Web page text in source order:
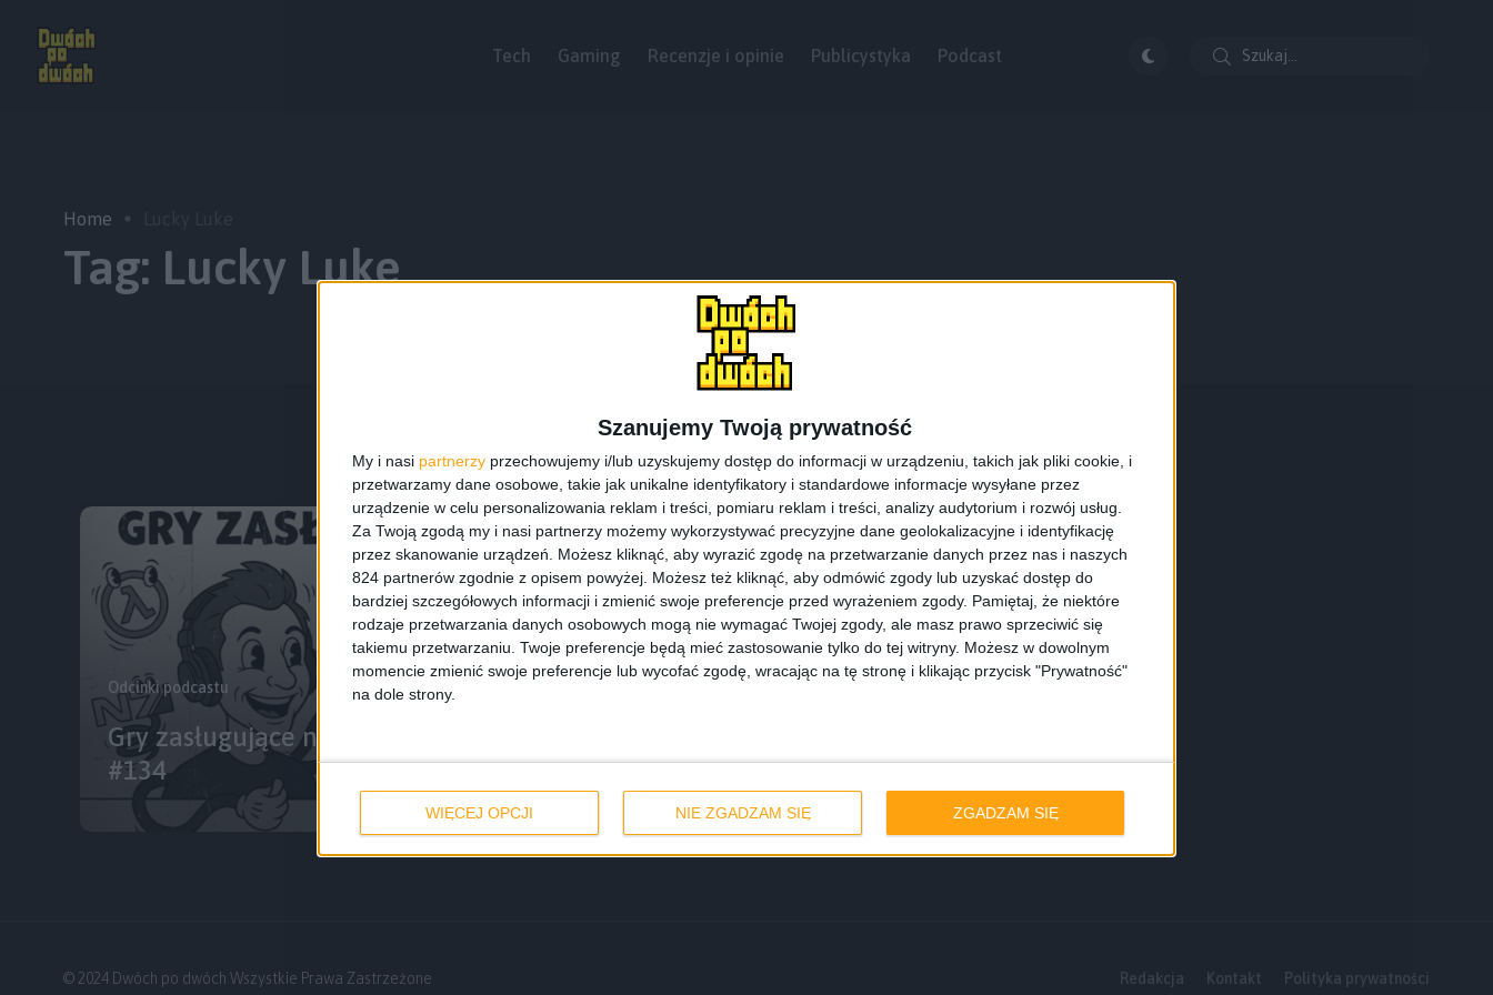
Szanujemy Twoją prywatność
My i nasi partnerzy przechowujemy i/lub uzyskujemy dostęp do informacji w urządzeniu, takich jak pliki cookie, i
przetwarzamy dane osobowe, takie jak unikalne identyfikatory i standardowe informacje wysyłane przez
urządzenie w celu personalizowania reklam i treści, pomiaru reklam i treści, analizy audytorium i rozwój usług.
Za Twoją zgodą my i nasi partnerzy możemy wykorzystywać precyzyjne dane geolokalizacyjne i identyfikację
przez skanowanie urządzeń. Możesz kliknąć, aby wyrazić zgodę na przetwarzanie danych przez nas i naszych
824 partnerów zgodnie z opisem powyżej. Możesz też kliknąć, aby odmówić zgody lub uzyskać dostęp do
bardziej szczegółowych informacji i zmienić swoje preferencje przed wyrażeniem zgody. Pamiętaj, że niektóre
rodzaje przetwarzania danych osobowych mogą nie wymagać Twojej zgody, ale masz prawo sprzeciwić się
takiemu przetwarzaniu. Twoje preferencje będą mieć zastosowanie tylko do tej witryny. Możesz w dowolnym
momencie zmienić swoje preferencje lub wycofać zgodę, wracając na tę stronę i klikając przycisk "Prywatność"
na dole strony.
WIĘCEJ OPCJI NIE ZGADZAM SIĘ ZGADZAM SIĘ
Tech Gaming Recenzje i opinie Publicystyka Podcast
Home
Tag: Lucky Luke
Odcinki podcastu
Gry zasługujące na adaptację filmową – Odcinek
#134
© 2024 Dwóch po dwóch Wszystkie Prawa Zastrzeżone Redakcja Kontakt Polityka prywatności